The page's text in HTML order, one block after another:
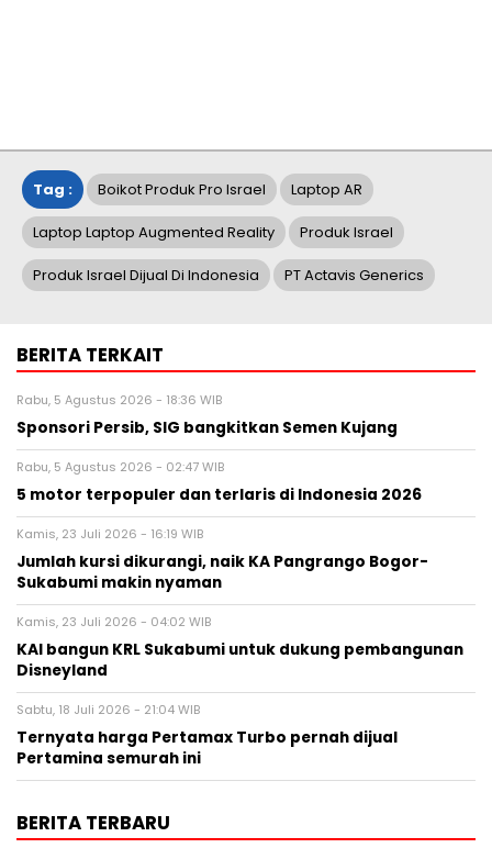
Tag : Boikot Produk Pro Israel Laptop AR
Laptop Laptop Augmented Reality Produk Israel
Produk Israel Dijual Di Indonesia PT Actavis Generics
BERITA TERKAIT
Rabu, 5 Agustus 2026 - 18:36 WIB
Sponsori Persib, SIG bangkitkan Semen Kujang
Rabu, 5 Agustus 2026 - 02:47 WIB
5 motor terpopuler dan terlaris di Indonesia 2026
Kamis, 23 Juli 2026 - 16:19 WIB
Jumlah kursi dikurangi, naik KA Pangrango Bogor-
Sukabumi makin nyaman
Kamis, 23 Juli 2026 - 04:02 WIB
KAI bangun KRL Sukabumi untuk dukung pembangunan
Disneyland
Sabtu, 18 Juli 2026 - 21:04 WIB
Ternyata harga Pertamax Turbo pernah dijual
Pertamina semurah ini
BERITA TERBARU